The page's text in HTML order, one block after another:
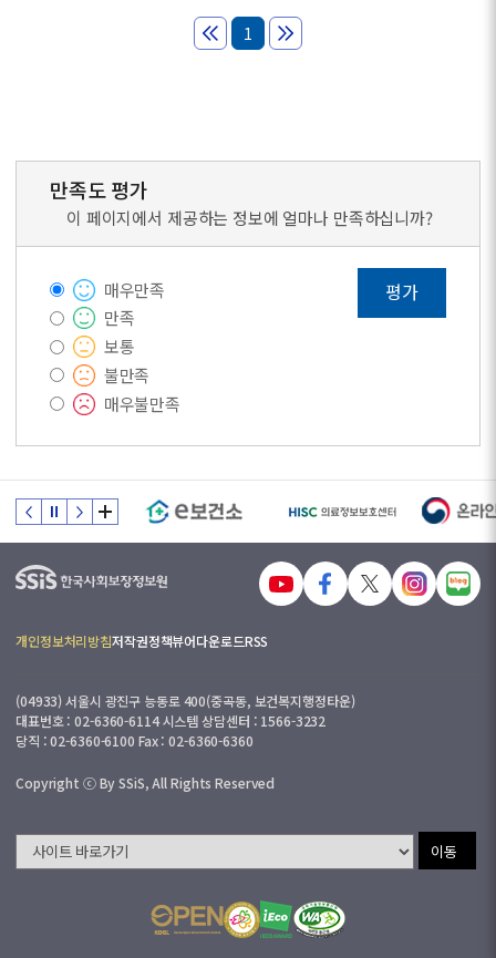
1
만족도 평가
이 페이지에서 제공하는 정보에 얼마나 만족하십니까?
매우만족
만족
보통
불만족
매우불만족
평가
개인정보처리방침저작권정책뷰어다운로드RSS
(04933) 서울시 광진구 능동로 400(중곡동, 보건복지행정타운)
대표번호 : 02-6360-6114 시스템 상담센터 : 1566-3232
당직 : 02-6360-6100 Fax : 02-6360-6360
Copyright ⓒ By SSiS, All Rights Reserved
이동